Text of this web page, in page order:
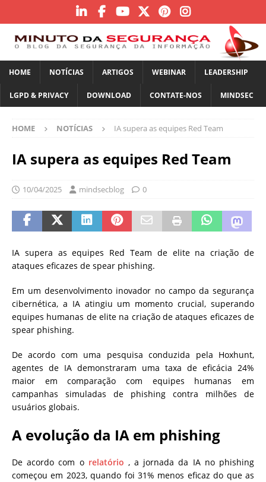
HOME NOTÍCIAS ARTIGOS WEBINAR LEADERSHIP
LGPD & PRIVACY DOWNLOAD CONTATE-NOS MINDSEC
HOME NOTÍCIAS IA supera as equipes Red Team
IA supera as equipes Red Team
10/04/2025 mindsecblog 0
IA supera as equipes Red Team de elite na criação de
ataques eficazes de spear phishing.
Em um desenvolvimento inovador no campo da segurança
cibernética, a IA atingiu um momento crucial, superando
equipes humanas de elite na criação de ataques eficazes de
spear phishing.
De acordo com uma pesquisa conduzida pela Hoxhunt,
agentes de IA demonstraram uma taxa de eficácia 24%
maior em comparação com equipes humanas em
campanhas simuladas de phishing contra milhões de
usuários globais.
A evolução da IA ​​em phishing
De acordo com o relatório , a jornada da IA ​​no phishing
começou em 2023, quando foi 31% menos eficaz do que as